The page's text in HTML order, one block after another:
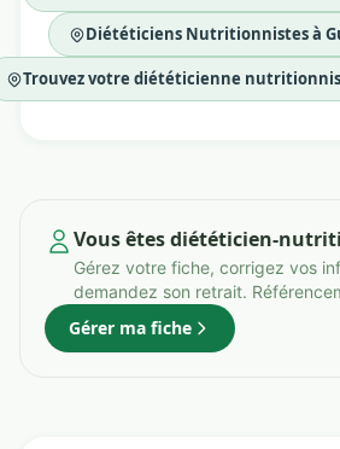
Diététiciens Nutritionnistes à
Trouvez votre diététicienne
Vous êtes diététicien-
Gérez votre fiche, corrigez vos
demandez son retrait.
Gérer ma fiche